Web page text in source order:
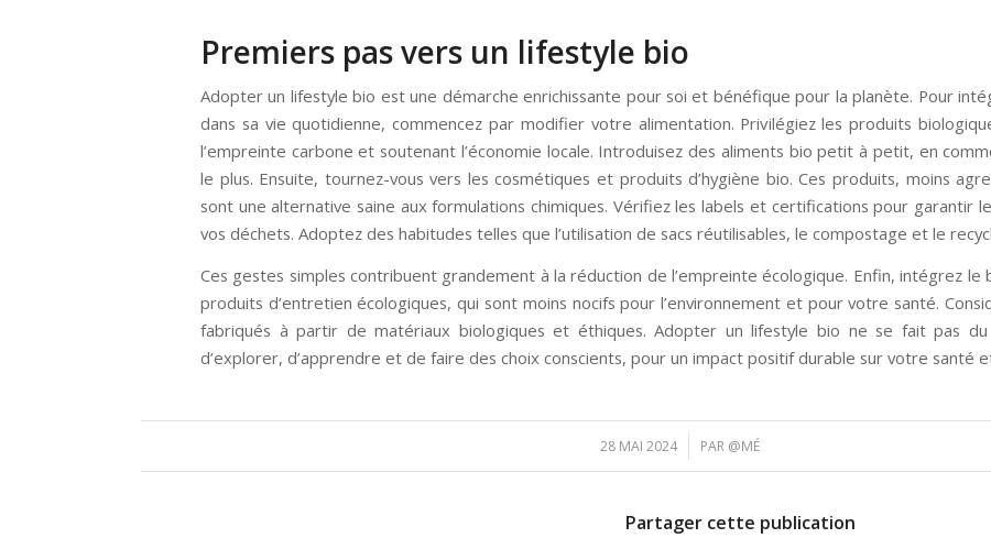
Premiers pas vers un lifestyle bio
Adopter un lifestyle bio est une démarche enrichissante pour soi et bénéfique pour la planète. Pour
dans sa vie quotidienne, commencez par modifier votre alimentation. Privilégiez les produits
l’empreinte carbone et soutenant l’économie locale. Introduisez des aliments bio petit à petit, en
le plus. Ensuite, tournez-vous vers les cosmétiques et produits d’hygiène bio. Ces produits, moins
sont une alternative saine aux formulations chimiques. Vérifiez les labels et certifications pour garantir
vos déchets. Adoptez des habitudes telles que l’utilisation de sacs réutilisables, le compostage et le
Ces gestes simples contribuent grandement à la réduction de l’empreinte écologique. Enfin, intégrez
produits d’entretien écologiques, qui sont moins nocifs pour l’environnement et pour votre santé.
fabriqués à partir de matériaux biologiques et éthiques. Adopter un lifestyle bio ne se fait pas
d’explorer, d’apprendre et de faire des choix conscients, pour un impact positif durable sur votre santé
28 MAI 2024
/ PAR @MÉ
Partager cette publication